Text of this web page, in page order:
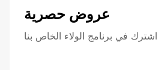
عروض حصرية
اشترك في برنامج الولاء الخاص بنا